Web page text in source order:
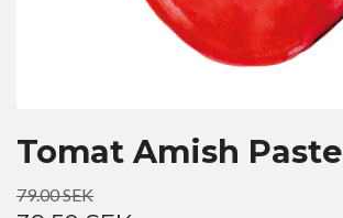
Tomat Amish Paste
79.00 SEK